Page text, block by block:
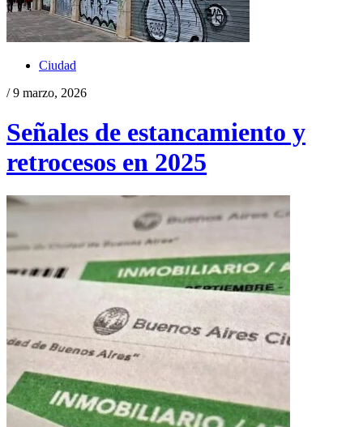
Ciudad
/ 9 marzo, 2026
Señales de estancamiento y
retrocesos en 2025